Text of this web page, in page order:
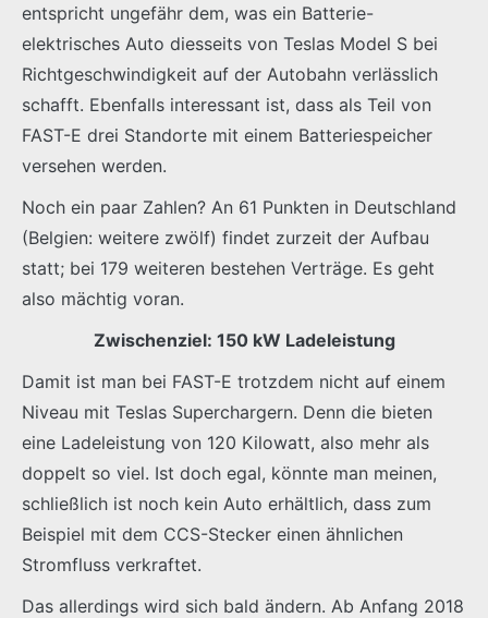
entspricht ungefähr dem, was ein Batterie-
elektrisches Auto diesseits von Teslas Model S bei
Richtgeschwindigkeit auf der Autobahn verlässlich
schafft. Ebenfalls interessant ist, dass als Teil von
FAST-E drei Standorte mit einem Batteriespeicher
versehen werden.
Noch ein paar Zahlen? An 61 Punkten in Deutschland
(Belgien: weitere zwölf) findet zurzeit der Aufbau
statt; bei 179 weiteren bestehen Verträge. Es geht
also mächtig voran.
Zwischenziel: 150 kW Ladeleistung
Damit ist man bei FAST-E trotzdem nicht auf einem
Niveau mit Teslas Superchargern. Denn die bieten
eine Ladeleistung von 120 Kilowatt, also mehr als
doppelt so viel. Ist doch egal, könnte man meinen,
schließlich ist noch kein Auto erhältlich, dass zum
Beispiel mit dem CCS-Stecker einen ähnlichen
Stromfluss verkraftet.
Das allerdings wird sich bald ändern. Ab Anfang 2018